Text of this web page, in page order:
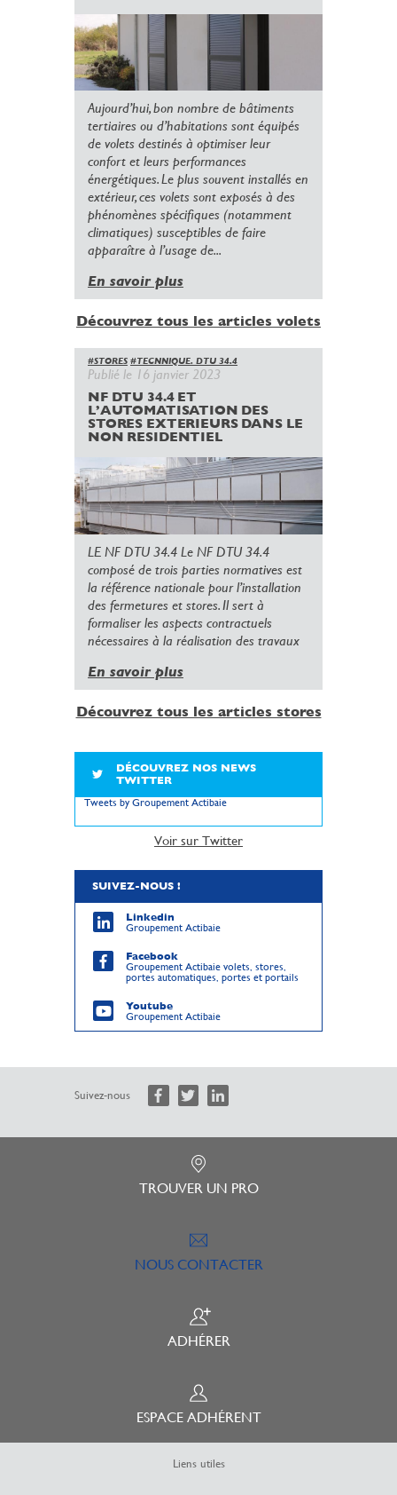
Aujourd’hui, bon nombre de bâtiments
tertiaires ou d’habitations sont équipés
de volets destinés à optimiser leur
confort et leurs performances
énergétiques. Le plus souvent installés en
extérieur, ces volets sont exposés à des
phénomènes spécifiques (notamment
climatiques) susceptibles de faire
apparaître à l’usage de...
En savoir plus
Découvrez tous les articles volets
#STORES #TECNNIQUE. DTU 34.4
Publié le 16 janvier 2023
NF DTU 34.4 ET
L’AUTOMATISATION DES
STORES EXTERIEURS DANS LE
NON RESIDENTIEL
LE NF DTU 34.4 Le NF DTU 34.4
composé de trois parties normatives est
la référence nationale pour l’installation
des fermetures et stores. Il sert à
formaliser les aspects contractuels
nécessaires à la réalisation des travaux
En savoir plus
Découvrez tous les articles stores
DÉCOUVREZ NOS NEWS
TWITTER
Tweets by Groupement Actibaie
Voir sur Twitter
SUIVEZ-NOUS !
Linkedin
Groupement Actibaie
Facebook
Groupement Actibaie volets, stores,
portes automatiques, portes et portails
Youtube
Groupement Actibaie
Suivez-nous
TROUVER UN PRO
NOUS CONTACTER
ADHÉRER
ESPACE ADHÉRENT
Liens utiles